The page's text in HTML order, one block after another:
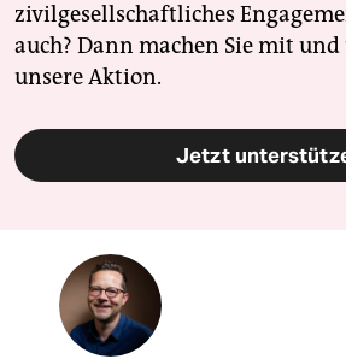
zivilgesellschaftliches
auch? Dann machen Sie mit
unsere Aktion.
Jetzt